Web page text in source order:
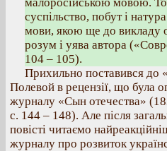
суспільство, побут і
мови, якою ще до викладу
розум і уява автора
104 – 105).
Прихильно поставився до
Полевой в рецензії, що була
журналу «Сын отечества»
с. 144 – 148). Але після
повісті читаємо
журналу про розвиток